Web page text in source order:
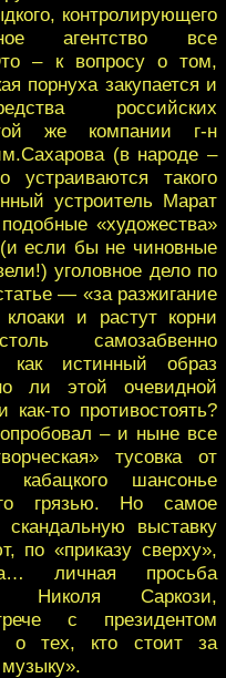
контролирующего
агентство все
– к вопросу о том,
порнуха закупается и
российских
же компании г-н
(в народе –
устраиваются такого
устроитель Марат
«художества»
если бы не чиновные
уголовное дело по
— «за разжигание
и растут корни
самозабвенно
как истинный образ
ли этой очевидной
как-то противостоять?
– и ныне все
тусовка от
шансонье
грязью. Но самое
выставку
по «приказу сверху»,
личная просьба
Николя Саркози,
с президентом
о тех, кто стоит за